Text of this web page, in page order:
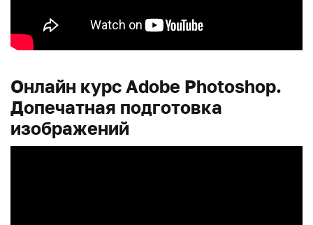
Онлайн курс Adobe Photoshop.
Допечатная подготовка
изображений